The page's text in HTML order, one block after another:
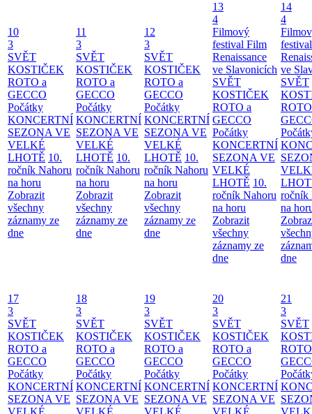
10
3
SVĚT
KOSTIČEK
ROTO a
GECCO
Počátky
KONCERTNÍ
SEZONA VE
VELKÉ
LHOTĚ 10.
ročník Nahoru
na horu
Zobrazit
všechny
záznamy ze
dne
11
3
SVĚT
KOSTIČEK
ROTO a
GECCO
Počátky
KONCERTNÍ
SEZONA VE
VELKÉ
LHOTĚ 10.
ročník Nahoru
na horu
Zobrazit
všechny
záznamy ze
dne
12
3
SVĚT
KOSTIČEK
ROTO a
GECCO
Počátky
KONCERTNÍ
SEZONA VE
VELKÉ
LHOTĚ 10.
ročník Nahoru
na horu
Zobrazit
všechny
záznamy ze
dne
13
4
Filmový
festival Film
Renaissance
ve Slavonicích
SVĚT
KOSTIČEK
ROTO a
GECCO
Počátky
KONCERTNÍ
SEZONA VE
VELKÉ
LHOTĚ 10.
ročník Nahoru
na horu
Zobrazit
všechny
záznamy ze
dne
14
4
ve
SVĚT
ročník
na
dne
17
3
SVĚT
KOSTIČEK
ROTO a
GECCO
Počátky
KONCERTNÍ
SEZONA VE
18
3
SVĚT
KOSTIČEK
ROTO a
GECCO
Počátky
KONCERTNÍ
SEZONA VE
19
3
SVĚT
KOSTIČEK
ROTO a
GECCO
Počátky
KONCERTNÍ
SEZONA VE
20
3
SVĚT
KOSTIČEK
ROTO a
GECCO
Počátky
KONCERTNÍ
SEZONA VE
21
3
SVĚT